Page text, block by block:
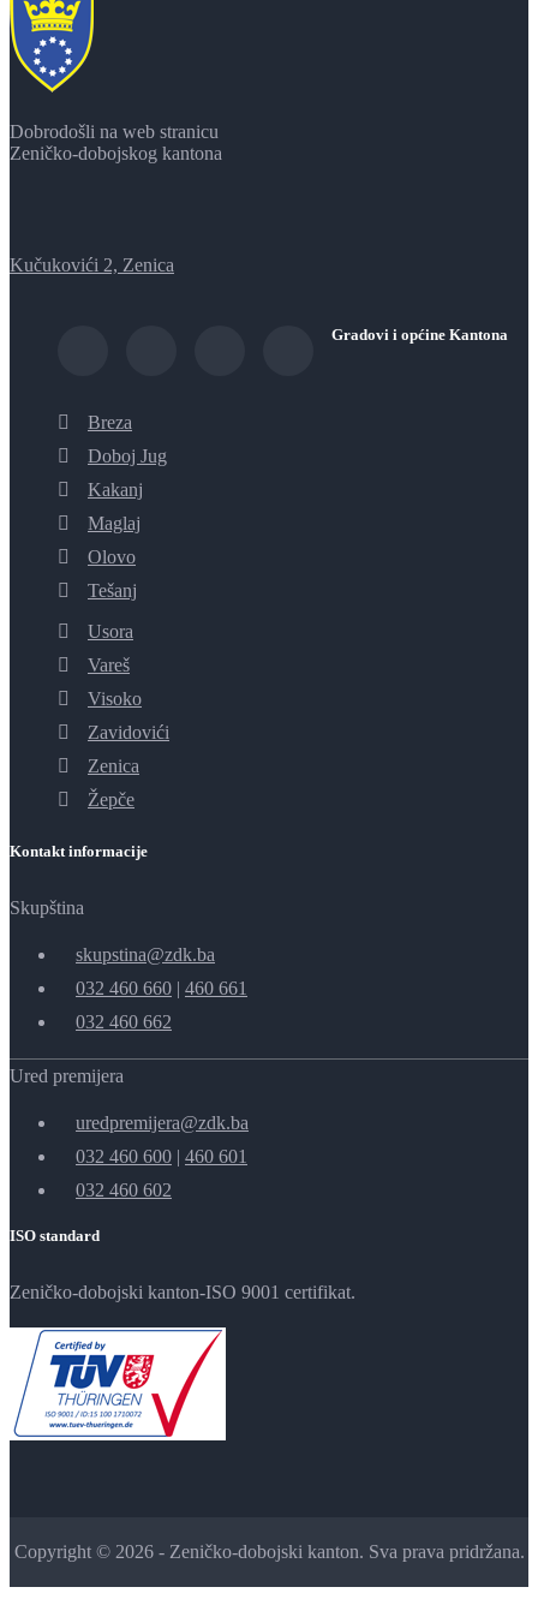
Dobrodošli na web stranicu
Zeničko-dobojskog kantona
Kučukovići 2, Zenica
Gradovi i općine Kantona
Breza
Doboj Jug
Kakanj
Maglaj
Olovo
Tešanj
Usora
Vareš
Visoko
Zavidovići
Zenica
Žepče
Kontakt informacije
Skupština
skupstina@zdk.ba
032 460 660 | 460 661
032 460 662
Ured premijera
uredpremijera@zdk.ba
032 460 600 | 460 601
032 460 602
ISO standard
Zeničko-dobojski kanton-ISO 9001 certifikat.
Copyright © 2026 - Zeničko-dobojski kanton. Sva prava pridržana.